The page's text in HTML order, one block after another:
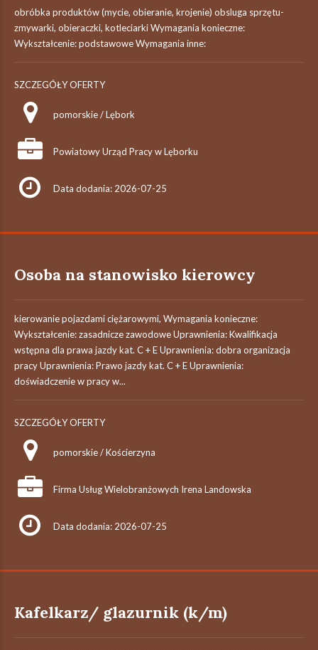
obróbka produktów (mycie, obieranie, krojenie) obsluga sprzętu-
zmywarki, obieraczki, kotleciarki Wymagania konieczne:
Wykształcenie: podstawowe Wymagania inne:
SZCZEGÓŁY OFERTY
pomorskie / Lębork
Powiatowy Urząd Pracy w Lęborku
Data dodania: 2026-07-25
Osoba na stanowisko kierowcy
kierowanie pojazdami ciężarowymi, Wymagania konieczne:
Wykształcenie: zasadnicze zawodowe Uprawnienia: Kwalifikacja
wstępna dla prawa jazdy kat. C + E Uprawnienia: dobra organizacja
pracy Uprawnienia: Prawo jazdy kat. C + E Uprawnienia:
doświadczenie w pracy w...
SZCZEGÓŁY OFERTY
pomorskie / Kościerzyna
Firma Usług Wielobranżowych Irena Landowska
Data dodania: 2026-07-25
Kafelkarz/ glazurnik (k/m)